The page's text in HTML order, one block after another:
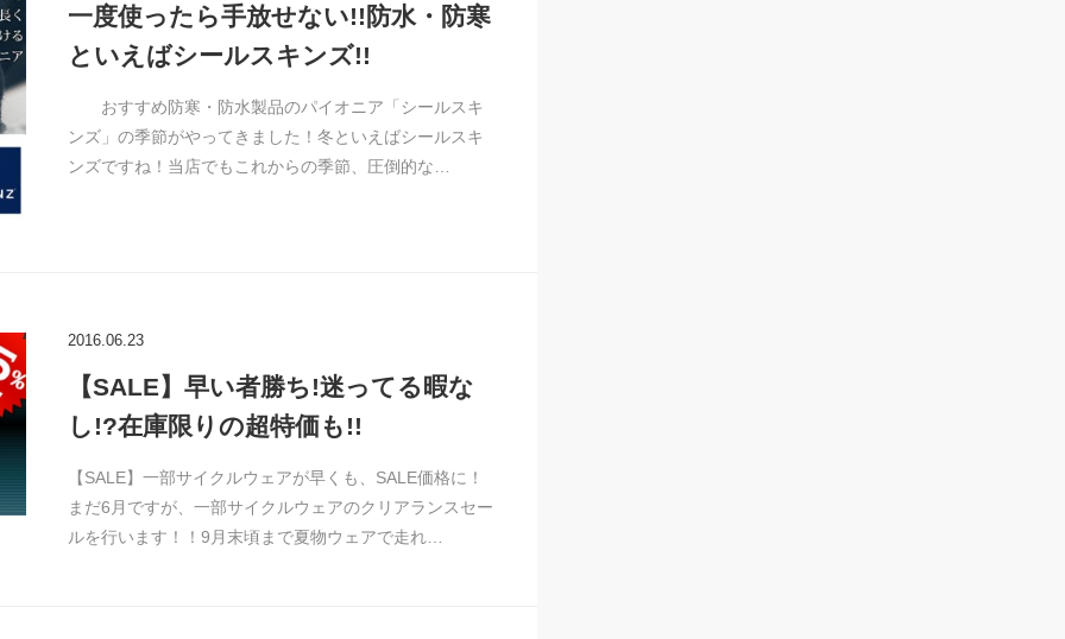
一度使ったら手放せない!!防水・防寒
といえばシールスキンズ!!
おすすめ防寒・防水製品のパイオニア「シールスキ
ンズ」の季節がやってきました！冬といえばシールスキ
ンズですね！当店でもこれからの季節、圧倒的な…
2016.06.23
【SALE】早い者勝ち!迷ってる暇な
し!?在庫限りの超特価も!!
【SALE】一部サイクルウェアが早くも、SALE価格に！
まだ6月ですが、一部サイクルウェアのクリアランスセー
ルを行います！！9月末頃まで夏物ウェアで走れ…